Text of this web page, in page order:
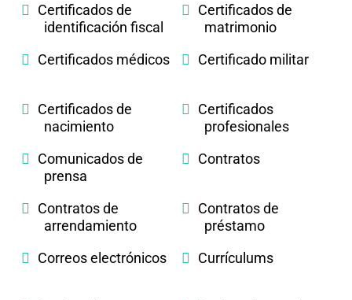
Certificados de
identificación fiscal
Certificados de
matrimonio
Certificados médicos
Certificado militar
Certificados de
nacimiento
Certificados
profesionales
Comunicados de
prensa
Contratos
Contratos de
arrendamiento
Contratos de
préstamo
Correos electrónicos
Currículums